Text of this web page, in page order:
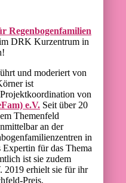
Regenbogenfamilien
DRK Kurzentrum in
und moderiert von
ist
von
e.V. Seit über 20
Themenfeld
an der
in
für das Thema
ist sie zudem
2019 erhielt sie für ihr
Preis.